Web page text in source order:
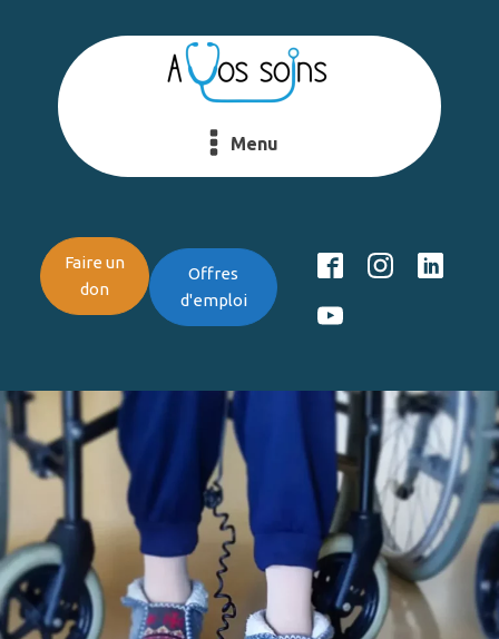
Menu
Faire un
don
Offres
d'emploi